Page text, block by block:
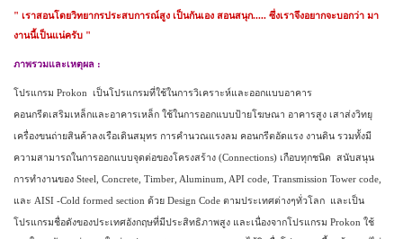
" เราสอนโดยวิทยากรประสบการณ์สูง เป็นกันเอง สอนสนุก..... ซึ่งเราจึงอยากจะบอกว่า มา
งานนี้เป็นแน่ครับ "
ภาพรวมและเหตุผล :
โปรแกรม Prokon เป็นโปรแกรมที่ใช้ในการวิเคราะห์และออกแบบอาคาร
คอนกรีตเสริมเหล็กและอาคารเหล็ก ใช้ในการออกแบบป้ายโฆษณา อาคารสูง เสาส่งวิทยุ
เครื่องขนถ่ายสินค้าลงเรือเดินสมุทร การคำนวณแรงลม คอนกรีตอัดแรง งานดิน รวมทั้งมี
ความสามารถในการออกแบบจุดต่อของโครงสร้าง (Connections) เกือบทุกชนิด สนับสนุน
การทำงานของ Steel, Concrete, Timber, Aluminum, API code, Transmission Tower code,
และ AISI -Cold formed section ด้วย Design Code ตามประเทศต่างๆทั่วโลก และเป็น
โปรแกรมชื่อดังของประเทศอังกฤษที่มีประสิทธิภาพสูง และเนื่องจากโปรแกรม Prokon ใช้